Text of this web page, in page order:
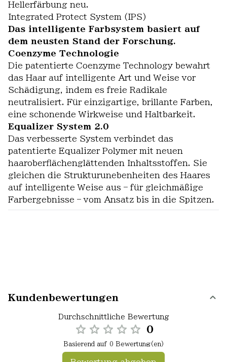
Hellerfärbung neu.
Integrated Protect System (IPS)
Das intelligente Farbsystem basiert auf
dem neusten Stand der Forschung.
Coenzyme Technologie
Die patentierte Coenzyme Technology bewahrt
das Haar auf intelligente Art und Weise vor
Schädigung, indem es freie Radikale
neutralisiert. Für einzigartige, brillante Farben,
eine schonende Wirkweise und Haltbarkeit.
Equalizer System 2.0
Das verbesserte System verbindet das
patentierte Equalizer Polymer mit neuen
haaroberflächenglättenden Inhaltsstoffen. Sie
gleichen die Strukturunebenheiten des Haares
auf intelligente Weise aus – für gleichmäßige
Farbergebnisse – vom Ansatz bis in die Spitzen.
Kundenbewertungen
Durchschnittliche Bewertung
0
Basierend auf 0 Bewertung(en)